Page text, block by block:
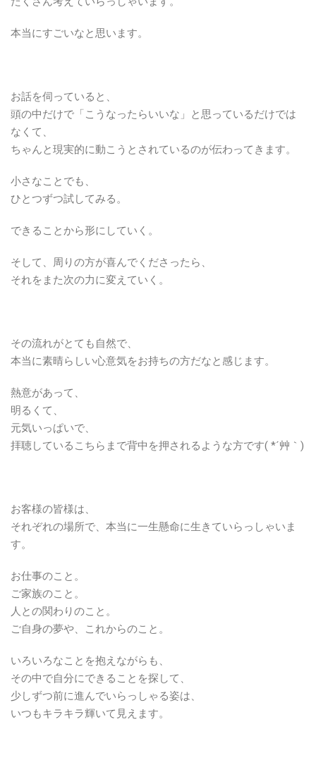
本当にすごいなと思います。
お話を伺っていると、
頭の中だけで「こうなったらいいな」と思っているだけでは
なくて、
ちゃんと現実的に動こうとされているのが伝わってきます。
小さなことでも、
ひとつずつ試してみる。
できることから形にしていく。
そして、周りの方が喜んでくださったら、
それをまた次の力に変えていく。
その流れがとても自然で、
本当に素晴らしい心意気をお持ちの方だなと感じます。
熱意があって、
明るくて、
元気いっぱいで、
拝聴しているこちらまで背中を押されるような方です( *´艸｀)
お客様の皆様は、
それぞれの場所で、本当に一生懸命に生きていらっしゃいま
す。
お仕事のこと。
ご家族のこと。
人との関わりのこと。
ご自身の夢や、これからのこと。
いろいろなことを抱えながらも、
その中で自分にできることを探して、
少しずつ前に進んでいらっしゃる姿は、
いつもキラキラ輝いて見えます。